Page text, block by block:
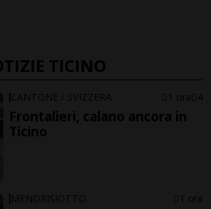
TICINO
CANTONE / SVIZZERA 1 ora 4
Frontalieri, calano ancora in
Ticino
MENDRISIOTTO 1 ora